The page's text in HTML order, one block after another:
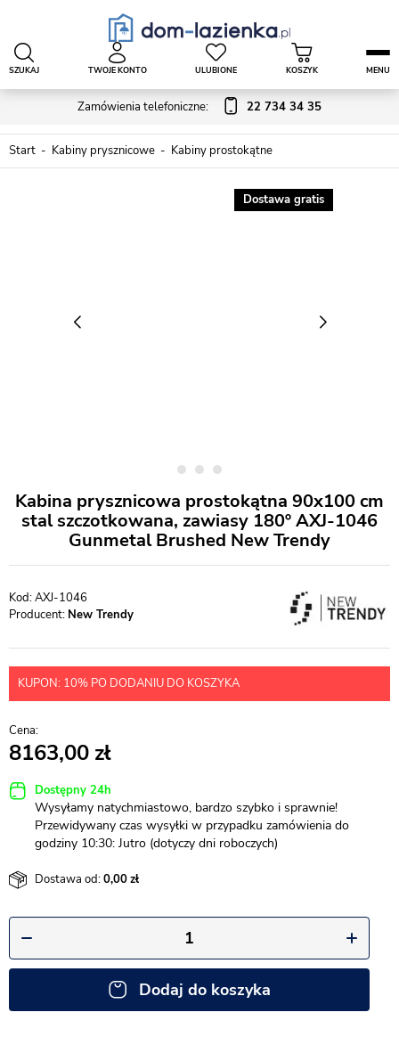
Zamówienia telefoniczne: 22 734 34 35
SZUKAJ TWOJE KONTO ULUBIONE KOSZYK MENU
Start Kabiny prysznicowe Kabiny prostokątne
Dostawa gratis
Kabina prysznicowa prostokątna 90x100 cm
stal szczotkowana, zawiasy 180º AXJ-1046
Gunmetal Brushed New Trendy
AXJ-1046
Producent: New Trendy
KUPON: 10% PO DODANIU DO KOSZYKA
8163,00
Dostępny 24h
Wysyłamy natychmiastowo, bardzo szybko i sprawnie!
Przewidywany czas wysyłki w przypadku zamówienia do
godziny 10:30: Jutro (dotyczy dni roboczych)
Dostawa od:0,00
Dodaj do koszyka